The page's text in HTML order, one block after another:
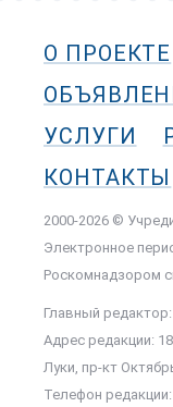
О ПРОЕКТЕ
УСЛУГИ
КОНТАКТЫ
2000-2026 ©
Электронное
Роскомнадзором
Главный
Адрес редакции:
Луки, пр-кт
Телефон